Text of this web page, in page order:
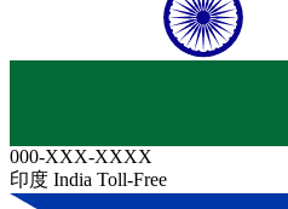
000-XXX-XXXX
印度 India Toll-Free